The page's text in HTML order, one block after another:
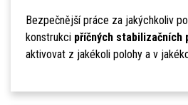
Bezpečnější práce za jakýchkoliv
konstrukci příčných stabilizačních
aktivovat z jakékoli polohy a v